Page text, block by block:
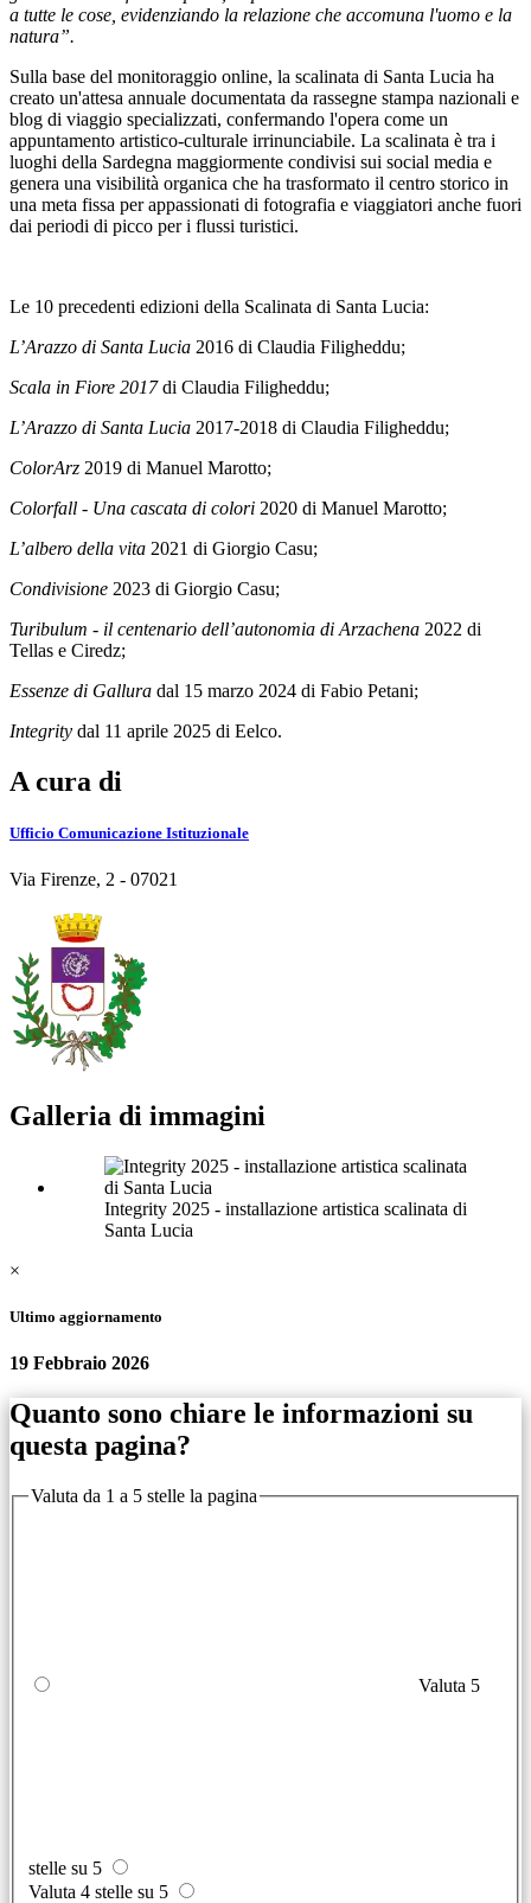
a tutte le cose, evidenziando la relazione che accomuna l'uomo e la
natura”.
Sulla base del monitoraggio online, la scalinata di Santa Lucia ha
creato un'attesa annuale documentata da rassegne stampa nazionali e
blog di viaggio specializzati, confermando l'opera come un
appuntamento artistico-culturale irrinunciabile. La scalinata è tra i
luoghi della Sardegna maggiormente condivisi sui social media e
genera una visibilità organica che ha trasformato il centro storico in
una meta fissa per appassionati di fotografia e viaggiatori anche fuori
dai periodi di picco per i flussi turistici.
Le 10 precedenti edizioni della Scalinata di Santa Lucia:
L’Arazzo di Santa Lucia 2016 di Claudia Filigheddu;
Scala in Fiore 2017di Claudia Filigheddu;
L’Arazzo di Santa Lucia 2017-2018 di Claudia Filigheddu;
ColorArz 2019 di Manuel Marotto;
Colorfall - Una cascata di colori 2020 di Manuel Marotto;
L’albero della vita 2021 di Giorgio Casu;
Condivisione 2023 di Giorgio Casu;
Turibulum - il centenario dell’autonomia di Arzachena 2022 di
Tellas e Ciredz;
Essenze di Gallura dal 15 marzo 2024 di Fabio Petani;
Integrity dal 11 aprile 2025 di Eelco.
A cura di
Ufficio Comunicazione Istituzionale
Via Firenze, 2 - 07021
Galleria di immagini
Integrity 2025 - installazione artistica scalinata di
Santa Lucia
×
Ultimo aggiornamento
19 Febbraio 2026
Quanto sono chiare le informazioni su
questa pagina?
Valuta da 1 a 5 stelle la pagina
Valuta 5
stelle su 5
Valuta 4 stelle su 5